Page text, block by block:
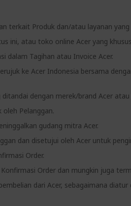
terkait Produk dan/atau layanan
ini, atau toko online Acer yang
dalam Tagihan atau Invoice Acer.
ke Acer Indonesia bersama
dengan merek/brand Acer
Pelanggan.
gudang mitra Acer.
dan disetujui oleh Acer untuk
Order.
Order dan mungkin juga
dari Acer, sebagaimana